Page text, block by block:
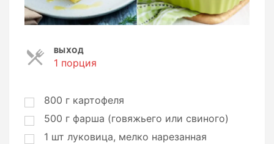
ВЫХОД
1 порция
ц
и
800 г картофеля
500 г фарша (говяжьего или свиного)
1 шт луковица, мелко нарезанная